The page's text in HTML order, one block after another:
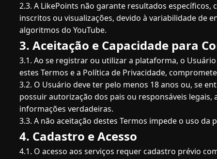
2.3. A LikePoints não garante resultados específicos,
inscritos ou visualizações, devido à variabilidade de
algoritmos do YouTube.
3. Aceitação e Capacidade para
3.1. Ao se registrar ou utilizar a plataforma, o
estes Termos e a Política de Privacidade,
3.2. O Usuário deve ter pelo menos 18 anos ou, se
possuir autorização dos pais ou responsáveis legais,
informações verdadeiras.
3.3. A não aceitação destes Termos impede o uso da
4. Cadastro e Acesso
4.1. O acesso aos serviços requer cadastro prévio